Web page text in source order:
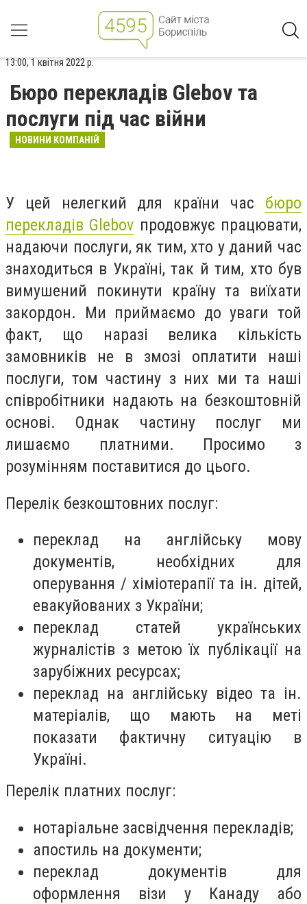
13:00, 1 квітня 2022 р.
Бюро перекладів Glebov та
послуги під час війни
НОВИНИ КОМПАНІЙ
У цей нелегкий для країни час бюро
перекладів Glebov продовжує працювати,
надаючи послуги, як тим, хто у даний час
знаходиться в Україні, так й тим, хто був
вимушений покинути країну та виїхати
закордон. Ми приймаємо до уваги той
факт, що наразі велика кількість
замовників не в змозі оплатити наші
послуги, том частину з них ми та наші
співробітники надають на безкоштовній
основі. Однак частину послуг ми
лишаємо платними. Просимо з
розумінням поставитися до цього.
Перелік безкоштовних послуг:
переклад на англійську мову
документів, необхідних для
оперування / хіміотерапії та ін. дітей,
евакуйованих з України;
переклад статей українських
журналістів з метою їх публікації на
зарубіжних ресурсах;
переклад на англійську відео та ін.
матеріалів, що мають на меті
показати фактичну ситуацію в
Україні.
Перелік платних послуг:
нотаріальне засвідчення перекладів;
апостиль на документи;
переклад документів для
оформлення візи у Канаду або